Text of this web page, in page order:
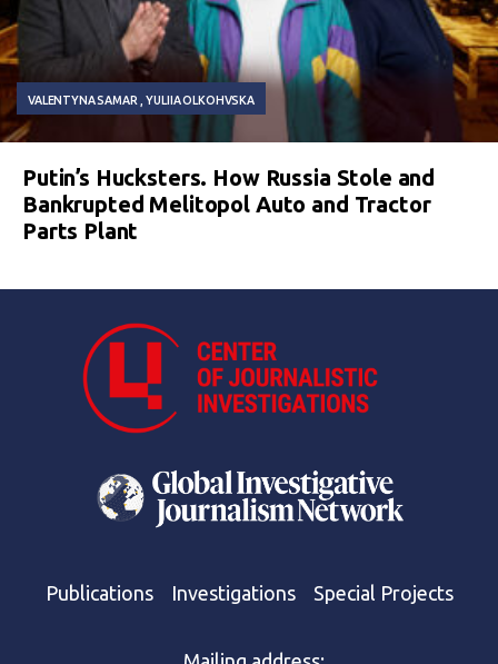
VALENTYNA SAMAR YULIIA OLKOHVSKA
Putin’s Hucksters. How Russia Stole and
Bankrupted Melitopol Auto and Tractor
Parts Plant
Publications Investigations Special Projects